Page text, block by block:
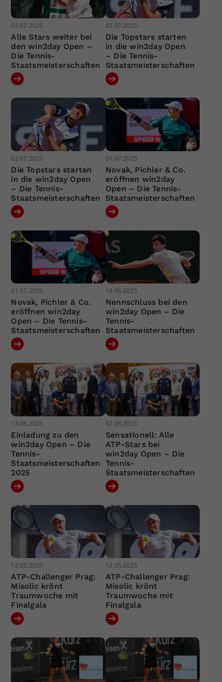
03.07.2025
Alle Stars weiter bei
den win2day Open –
Die Tennis-
Staatsmeisterschaften
02.07.2025
Die Topstars starten
in die win2day Open
– Die Tennis-
Staatsmeisterschaften
02.07.2025
Die Topstars starten
in die win2day Open
– Die Tennis-
Staatsmeisterschaften
01.07.2025
Novak, Pichler & Co.
eröffnen win2day
Open – Die Tennis-
Staatsmeisterschaften
01.07.2025
Novak, Pichler & Co.
eröffnen win2day
Open – Die Tennis-
Staatsmeisterschaften
18.06.2025
Nennschluss bei den
win2day Open – Die
Tennis-
Staatsmeisterschaften
13.06.2025
Einladung zu den
win2day Open – Die
Tennis-
Staatsmeisterschaften
2025
02.06.2025
Sensationell: Alle
ATP-Stars bei
win2day Open – Die
Tennis-
Staatsmeisterschaften
12.05.2025
ATP-Challenger Prag:
Misolic krönt
Traumwoche mit
Finalgala
12.05.2025
ATP-Challenger Prag:
Misolic krönt
Traumwoche mit
Finalgala